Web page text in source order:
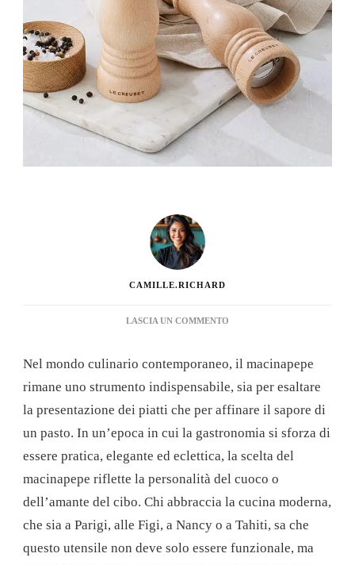
CAMILLE.RICHARD
LASCIA UN COMMENTO
ED
ELETTRICI
–
OFFERTE
|
DARTY
Nel mondo culinario contemporaneo, il macinapepe
rimane uno strumento indispensabile, sia per esaltare
la presentazione dei piatti che per affinare il sapore di
un pasto. In un’epoca in cui la gastronomia si sforza di
essere pratica, elegante ed eclettica, la scelta del
macinapepe riflette la personalità del cuoco o
dell’amante del cibo. Chi abbraccia la cucina moderna,
che sia a Parigi, alle Figi, a Nancy o a Tahiti, sa che
questo utensile non deve solo essere funzionale, ma